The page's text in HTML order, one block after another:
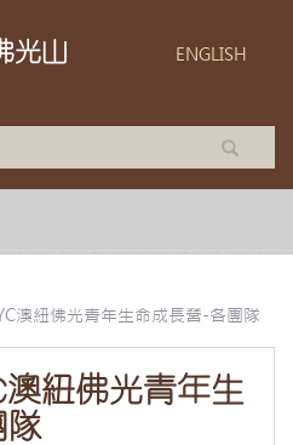
光山 ENGLISH
澳紐佛光青年生命成長營-各團隊
紐佛光青年生
隊